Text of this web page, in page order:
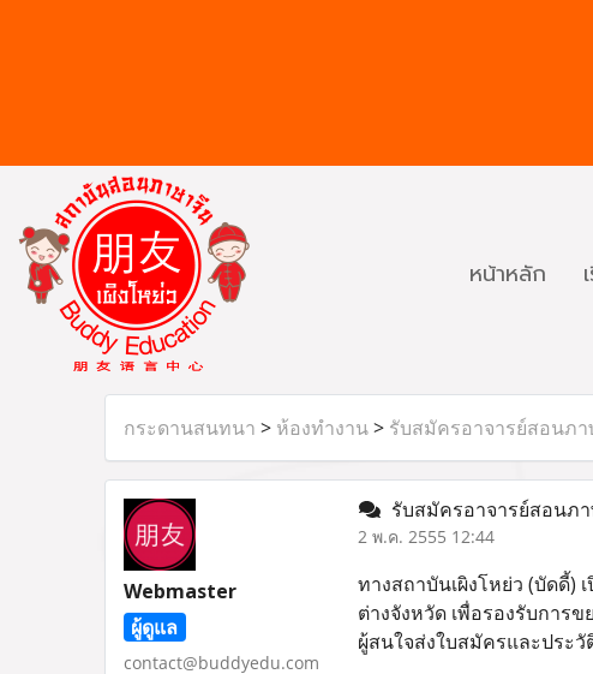
หน้าหลัก
กระดานสนทนา > ห้องทำงาน> รับสมัครอาจารย์สอนภ
Webmaster
ผู้ดูแล
contact@buddyedu.com
รับสมัครอาจารย์สอนภ
2 พ.ค. 2555 12:44
ทางสถาบันเผิงโหย่ว (บัดดี้)
ต่างจังหวัด เพื่อรองรับการข
ผู้สนใจส่งใบสมัครและประ